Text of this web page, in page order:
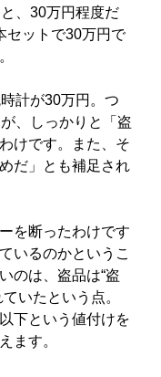
、30万円程度だ
セットで30万円で
計が30万円。つ
、しっかりと「盗
けです。また、そ
だ」とも補足され
を断ったわけです
いるのかというこ
のは、盗品は“盗
いたという点。
下という値付けを
ます。